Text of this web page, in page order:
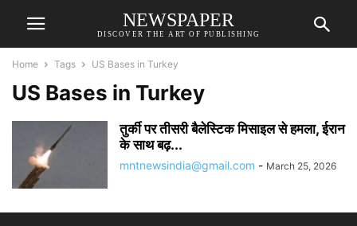
NEWSPAPER
DISCOVER THE ART OF PUBLISHING
Home Tags US Bases in Turkey
US Bases in Turkey
तुर्की पर तीसरी बैलेस्टिक मिसाइल से हमला, ईरान
के साथ बढ़...
mntnewsindia@gmail.com - March 25, 2026